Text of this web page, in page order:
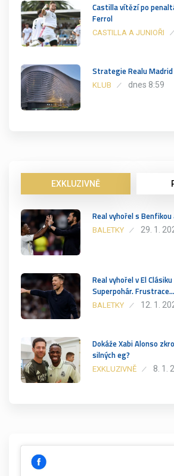
Castilla vítězí po
Ferrol
CASTILLA A JUNIOŘI
Strategie Realu
KLUB dnes 8:59
EXKLUZIVNĚ
Real vyhořel s
BALETKY 29. 1.
Real vyhořel v El
Superpohár. Frustrace…
BALETKY 12. 1.
Dokáže Xabi Alonso
silných eg?
EXKLUZIVNĚ 8. 1.